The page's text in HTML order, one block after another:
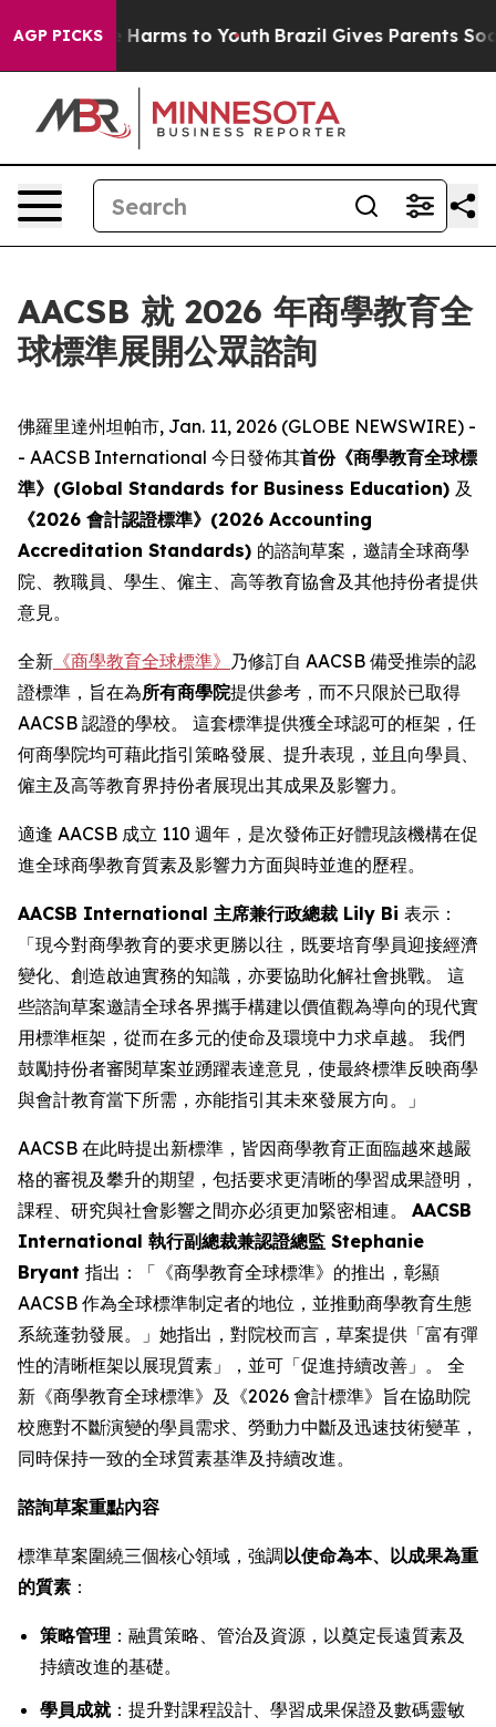
AGP PICKS
Abate Harms to Youth Brazil Gives Parents Social
AACSB 就 2026 年商學教育全
球標準展開公眾諮詢
佛羅里達州坦帕市, Jan. 11, 2026 (GLOBE NEWSWIRE) -
- AACSB International 今日發佈其首份《商學教育全球標
準》(Global Standards for Business Education) 及
《2026 會計認證標準》(2026 Accounting
Accreditation Standards) 的諮詢草案，邀請全球商學
院、教職員、學生、僱主、高等教育協會及其他持份者提供
意見。
全新 《商學教育全球標準》 乃修訂自 AACSB 備受推崇的認
證標準，旨在為所有商學院提供參考，而不只限於已取得
AACSB 認證的學校。 這套標準提供獲全球認可的框架，任
何商學院均可藉此指引策略發展、提升表現，並且向學員、
僱主及高等教育界持份者展現出其成果及影響力。
適逢 AACSB 成立 110 週年，是次發佈正好體現該機構在促
進全球商學教育質素及影響力方面與時並進的歷程。
AACSB International 主席兼行政總裁 Lily Bi 表示：
「現今對商學教育的要求更勝以往，既要培育學員迎接經濟
變化、創造啟迪實務的知識，亦要協助化解社會挑戰。 這
些諮詢草案邀請全球各界攜手構建以價值觀為導向的現代實
用標準框架，從而在多元的使命及環境中力求卓越。 我們
鼓勵持份者審閱草案並踴躍表達意見，使最終標準反映商學
與會計教育當下所需，亦能指引其未來發展方向。」
AACSB 在此時提出新標準，皆因商學教育正面臨越來越嚴
格的審視及攀升的期望，包括要求更清晰的學習成果證明，
課程、研究與社會影響之間亦必須更加緊密相連。 AACSB
International 執行副總裁兼認證總監 Stephanie
Bryant 指出：「《商學教育全球標準》的推出，彰顯
AACSB 作為全球標準制定者的地位，並推動商學教育生態
系統蓬勃發展。」她指出，對院校而言，草案提供「富有彈
性的清晰框架以展現質素」，並可「促進持續改善」。 全
新《商學教育全球標準》及《2026 會計標準》旨在協助院
校應對不斷演變的學員需求、勞動力中斷及迅速技術變革，
同時保持一致的全球質素基準及持續改進。
諮詢草案重點內容
標準草案圍繞三個核心領域，強調以使命為本、以成果為重
的質素 ：
策略管理 ：融貫策略、管治及資源，以奠定長遠質素及
持續改進的基礎。
學員成就：提升對課程設計、學習成果保證及數碼靈敏